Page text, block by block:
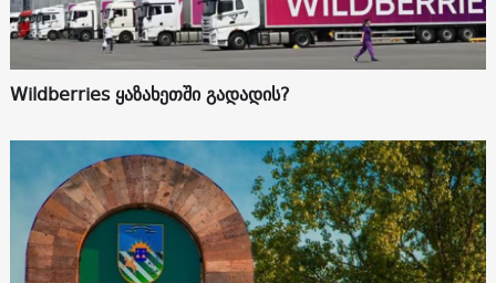
Wildberries ყაზახეთში გადადის?